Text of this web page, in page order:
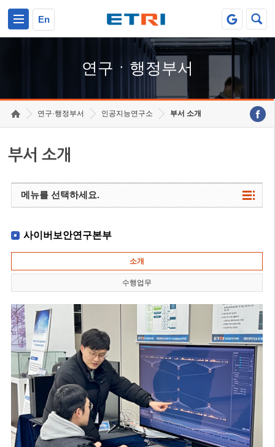
En
연구ㆍ행정부서
연구·행정부서 인공지능연구소 부서 소개
부서 소개
메뉴를 선택하세요.
사이버보안연구본부
소개
수행업무